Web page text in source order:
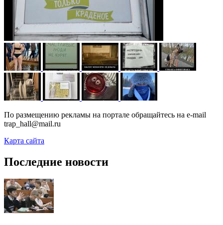
По размещению рекламы на портале обращайтесь на e-mail
trap_hall@mail.ru
Карта сайта
Последние новости